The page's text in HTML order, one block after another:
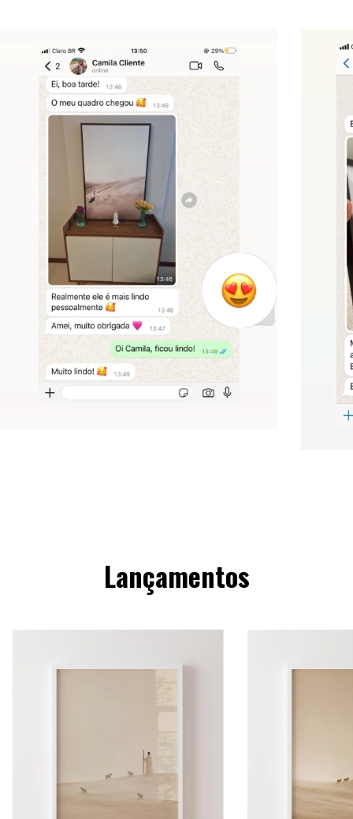
Lançamentos